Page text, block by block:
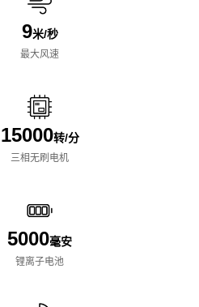
9米/秒
最大风速
15000转/分
三相无刷电机
5000毫安
锂离子电池